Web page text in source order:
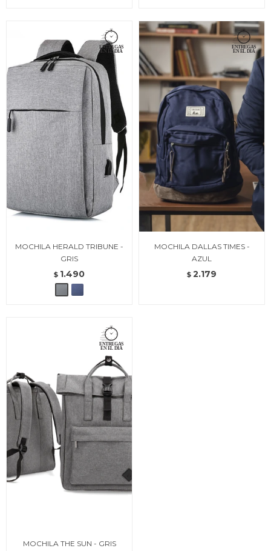
MOCHILA HERALD TRIBUNE -
GRIS
$ 1.490
MOCHILA DALLAS TIMES -
AZUL
$ 2.179
MOCHILA THE SUN - GRIS